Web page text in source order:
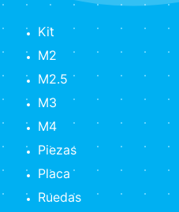
Kit
M2
M2.5
M3
M4
Piezas
Placa
Ruedas